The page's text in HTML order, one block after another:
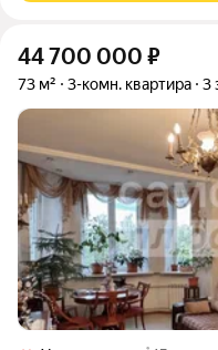
44 700 000 ₽
73 м² 3-комн. квартира 3